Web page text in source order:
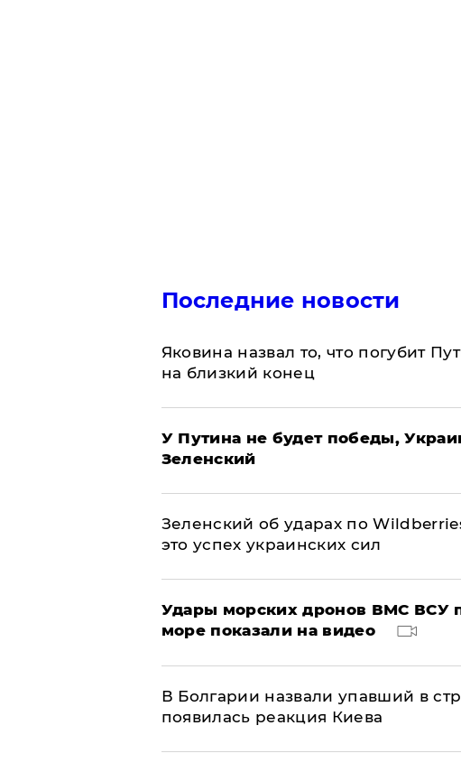
Последние новости
Яковина назвал то, что погубит
на близкий конец
У Путина не будет победы,
Зеленский
Зеленский об ударах по
это успех украинских сил
Удары морских дронов ВМС ВСУ
море показали на видео
В Болгарии назвали упавший в
появилась реакция Киева